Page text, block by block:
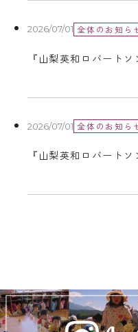
2026/07/01 全体のお知ら
『山梨英和ロバート
2026/07/01 全体のお知ら
『山梨英和ロバート